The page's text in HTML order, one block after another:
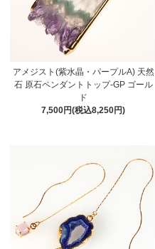
アメジスト(紫水晶・パープルA) 天然
石 原石ペンダントトップ-GP ゴール
ド
7,500円(税込8,250円)